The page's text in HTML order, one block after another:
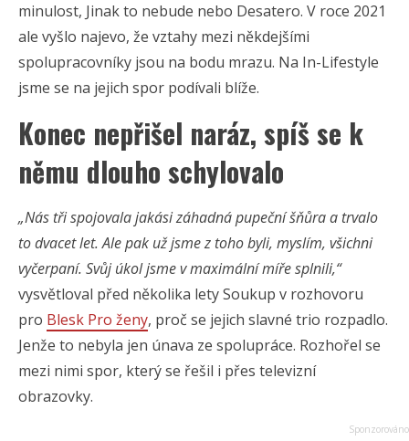
minulost, Jinak to nebude nebo Desatero. V roce 2021
ale vyšlo najevo, že vztahy mezi někdejšími
spolupracovníky jsou na bodu mrazu. Na In-Lifestyle
jsme se na jejich spor podívali blíže.
Konec nepřišel naráz, spíš se k
němu dlouho schylovalo
„Nás tři spojovala jakási záhadná pupeční šňůra a trvalo
to dvacet let. Ale pak už jsme z toho byli, myslím, všichni
vyčerpaní. Svůj úkol jsme v maximální míře splnili,“
vysvětloval před několika lety Soukup v rozhovoru
pro Blesk Pro ženy, proč se jejich slavné trio rozpadlo.
Jenže to nebyla jen únava ze spolupráce. Rozhořel se
mezi nimi spor, který se řešil i přes televizní
obrazovky.